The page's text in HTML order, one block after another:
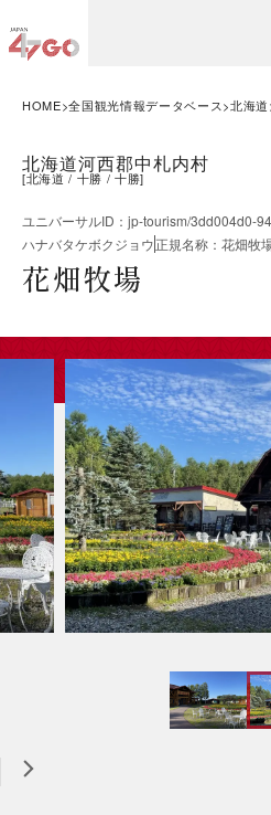
HOME 全国観光情報データベース 北海道
北海道河西郡中札内村
[北海道 十勝 十勝]
ユニバーサルID ： jp-tourism/3dd004d0-
ハナバタケボクジョウ正規名称 ： 花畑牧
花畑牧場